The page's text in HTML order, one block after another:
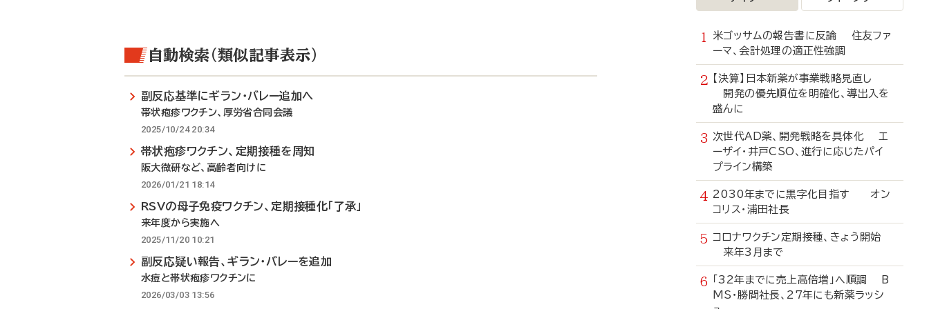
自動検索（類似記事表示）
副反応基準にギラン・バレー追加へ
帯状疱疹ワクチン、厚労省合同会議
2025/10/24 20:34
帯状疱疹ワクチン、定期接種を周知
阪大微研など、高齢者向けに
2026/01/21 18:14
RSVの母子免疫ワクチン、定期接種化「了承」
来年度から実施へ
2025/11/20 10:21
副反応疑い報告、ギラン・バレーを追加
水痘と帯状疱疹ワクチンに
2026/03/03 13:56
米ゴッサムの報告書に反論 住友ファ
ーマ、会計処理の適正性強調
【決算】日本新薬が事業戦略見直し
開発の優先順位を明確化、導出入を
盛んに
次世代AD薬、開発戦略を具体化 エ
ーザイ・井戸CSO、進行に応じたパイ
プライン構築
2030年までに黒字化目指す オン
コリス・浦田社長
コロナワクチン定期接種、きょう開始
来年3月まで
「32年までに売上高倍増」へ順調 B
MS・勝間社長、27年にも新薬ラッシ